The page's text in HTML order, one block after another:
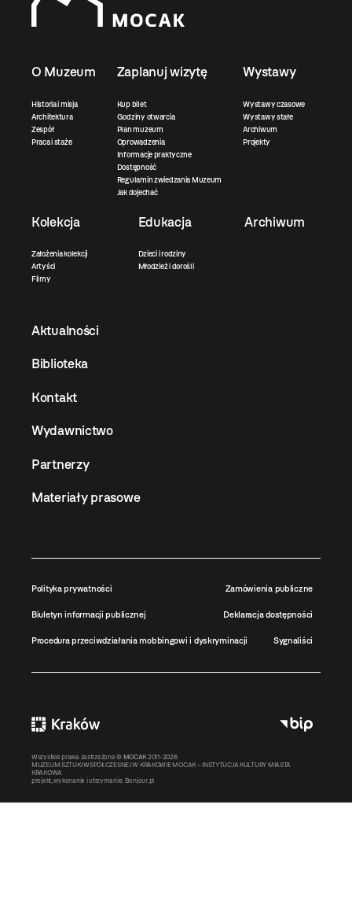
O Muzeum
Historia i misja
Architektura
Zespół
Praca i staże
Zaplanuj wizytę
Kup bilet
Godziny otwarcia
Plan muzeum
Oprowadzenia
Informacje praktyczne
Dostępność
Regulamin zwiedzania Muzeum
Jak dojechać
Wystawy
Wystawy czasowe
Wystawy stałe
Archiwum
Projekty
Kolekcja
Założenia kolekcji
Artyści
Filmy
Edukacja
Dzieci i rodziny
Młodzież i dorośli
Archiwum
Aktualności
Biblioteka
Kontakt
Wydawnictwo
Partnerzy
Materiały prasowe
Polityka prywatności Zamówienia publiczne
Biuletyn informacji publicznej Deklaracja dostępności
Procedura przeciwdziałania mobbingowi i dyskryminacji Sygnaliści
Wszystkie prawa zastrzeżone © MOCAK 2011-2026
MUZEUM SZTUKI WSPÓŁCZESNEJ W KRAKOWIE MOCAK – INSTYTUCJA KULTURY MIASTA
KRAKOWA
projekt, wykonanie i utrzymanie: Bonjour.pl